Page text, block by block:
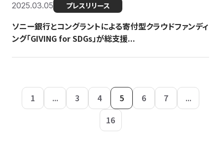
2025.03.05 プレスリリース
ソニー銀行とコングラントによる寄付型クラウドファンディ
ング「GIVING for SDGs」が総支援...
1 ... 3 4 5 6 7
...
16